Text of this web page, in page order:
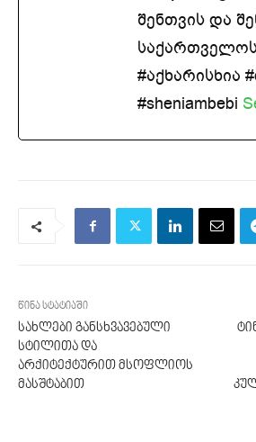
შენთვის და
#აქხარისხია
#sheniambebi
წინა სტატიაში
სახლები განსხვავებული
სტილითა და
არქიტექტურით მსოფლიოს
მასშტაბით